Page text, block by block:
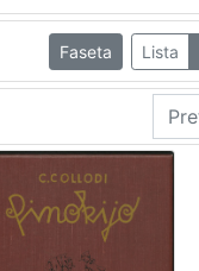
Faseta Lista